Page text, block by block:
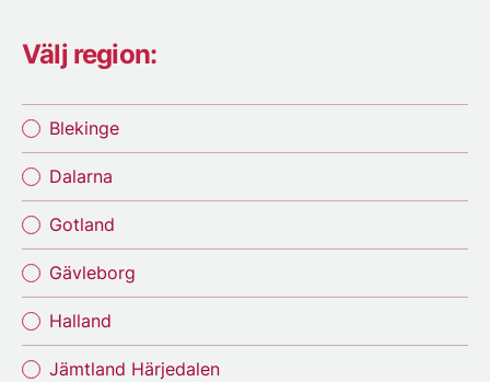
Välj region:
Blekinge
Dalarna
Gotland
Gävleborg
Halland
Jämtland Härjedalen